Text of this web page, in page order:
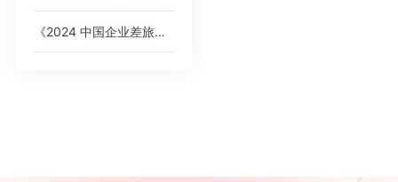
《2024 中国企业差旅管控分析报告》